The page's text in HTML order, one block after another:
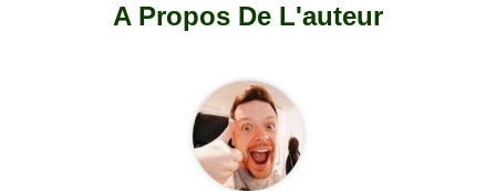
A Propos De L'auteur